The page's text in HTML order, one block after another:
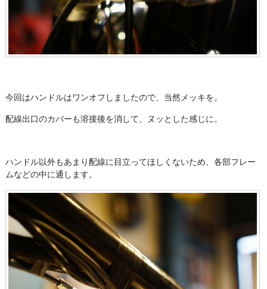
今回はハンドルはワンオフしましたので、当然メッキを。
配線出口のカバーも溶接後を消して、ヌッとした感じに。
ハンドル以外もあまり配線に目立ってほしくないため、各部フレー
ムなどの中に通します。